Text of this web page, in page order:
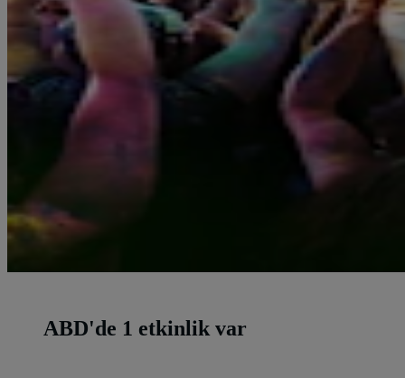
ABD'de 1 etkinlik var